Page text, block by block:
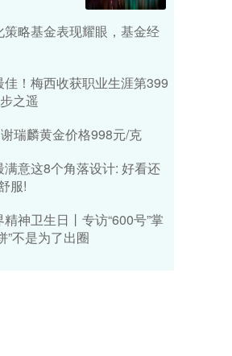
略基金表现耀眼，基金经
！梅西收获职业生涯第399
之遥
瑞麟黄金价格998元/克
意这8个角落设计: 好看还
服!
神卫生日丨专访“600号”掌
”不是为了出圈